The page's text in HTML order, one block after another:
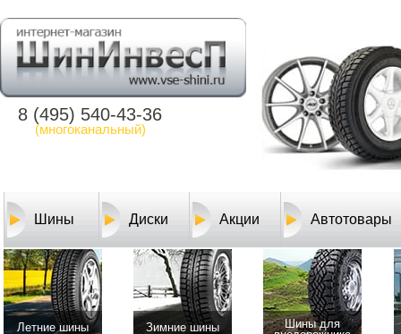
8 (495) 540-43-36
(многоканальный)
Шины Диски Акции Автотовары
Летние шины Зимние шины
Шины для